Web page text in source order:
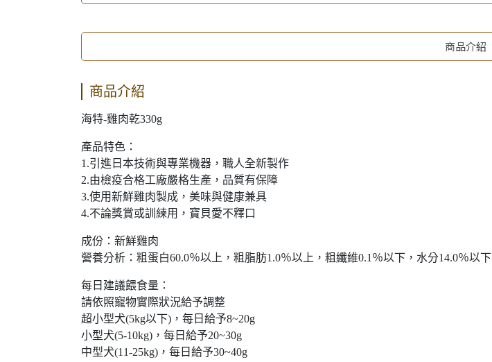
商品介紹
商品介紹
海特-雞肉乾330g
產品特色：
1.引進日本技術與專業機器，職人全新製作
2.由檢疫合格工廠嚴格生產，品質有保障
3.使用新鮮雞肉製成，美味與健康兼具
4.不論獎賞或訓練用，寶貝愛不釋口
成份：新鮮雞肉
營養分析：粗蛋白60.0％以上，粗脂肪1.0％以上，粗纖維0.1％以下，水分14.0％以下
每日建議餵食量：
請依照寵物實際狀況給予調整
超小型犬(5kg以下)，每日給予8~20g
小型犬(5-10kg)，每日給予20~30g
中型犬(11-25kg)，每日給予30~40g